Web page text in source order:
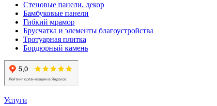
Стеновые панели, декор
Бамбуковые панели
Гибкий мрамор
Брусчатка и элементы благоустройства
Тротуарная плитка
Бордюрный камень
Услуги